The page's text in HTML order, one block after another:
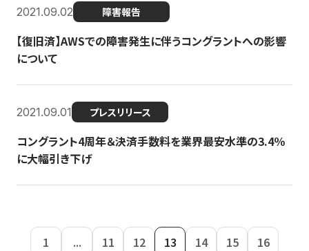
2021.09.02 障害報告
【復旧済】AWSでの障害発生に伴うコングラントへの影響
について
2021.09.01 プレスリリース
コングラント4周年＆決済手数料を業界最安水準の3.4％
に大幅引き下げ
1 ... 11 12 13 14 15 16